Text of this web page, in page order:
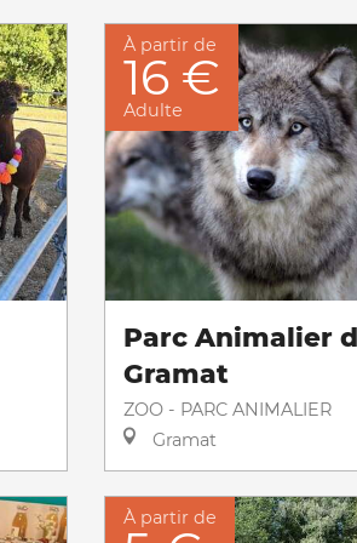
À partir de
16 €
Adulte
Parc Animalier
Gramat
ZOO - PARC ANIMALIER
Gramat
À partir de